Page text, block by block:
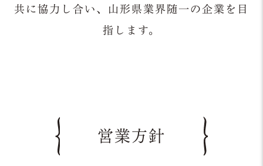
共に協力し合い、山形県業界随一の企業を目
指します。
営業方針